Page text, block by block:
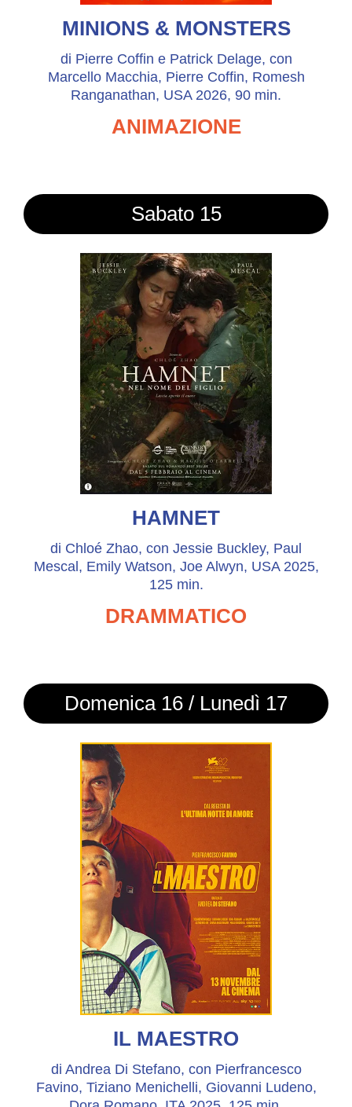
MINIONS & MONSTERS
di Pierre Coffin e Patrick Delage, con
Marcello Macchia, Pierre Coffin, Romesh
Ranganathan, USA 2026, 90 min.
ANIMAZIONE
Sabato 15
HAMNET
di Chloé Zhao, con Jessie Buckley, Paul
Mescal, Emily Watson, Joe Alwyn, USA 2025,
125 min.
DRAMMATICO
Domenica 16 / Lunedì 17
IL MAESTRO
di Andrea Di Stefano, con Pierfrancesco
Favino, Tiziano Menichelli, Giovanni Ludeno,